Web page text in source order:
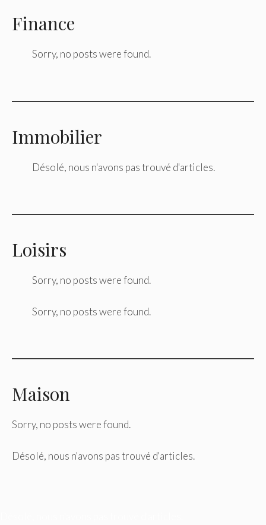
Finance
Sorry, no posts were found.
Immobilier
Désolé, nous n'avons pas trouvé d'articles.
Loisirs
Sorry, no posts were found.
Sorry, no posts were found.
Maison
Sorry, no posts were found.
Désolé, nous n'avons pas trouvé d'articles.